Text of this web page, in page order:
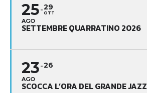
25
AGO
29
OTT
SETTEMBRE QUARRATINO 2026
23
AGO
26
SCOCCA L’ORA DEL GRANDE JAZZ